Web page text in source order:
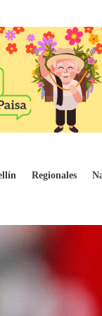
Regionales
Fue